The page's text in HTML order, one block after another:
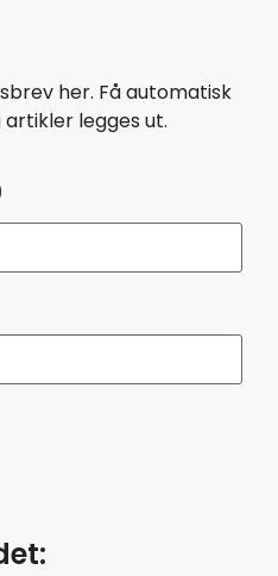
her. Få automatisk
legges ut.